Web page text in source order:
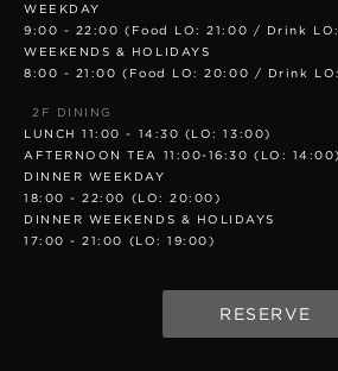
WEEKDAY
9:00 - 22:00 (Food LO: 21:00 / Drink
WEEKENDS & HOLIDAYS
8:00 - 21:00 (Food LO: 20:00 / Drink
2F DINING
LUNCH 11:00 - 14:30 (LO: 13:00)
AFTERNOON TEA 11:00-16:30 (LO: 14:00)
DINNER WEEKDAY
18:00 - 22:00 (LO: 20:00)
DINNER WEEKENDS & HOLIDAYS
17:00 - 21:00 (LO: 19:00)
RESERVE